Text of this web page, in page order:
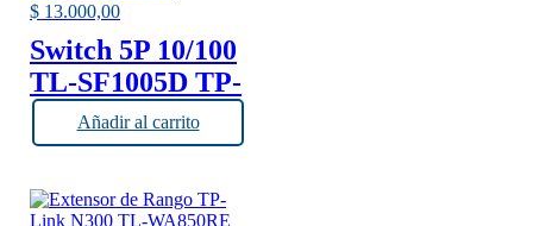
$ 13.000,00
Switch 5P 10/100
TL-SF1005D TP-
LinkAñadir al carrito